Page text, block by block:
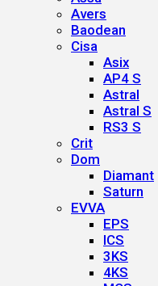
Avers
Baodean
Cisa
Asix
AP4 S
Astral
Astral S
RS3 S
Crit
Dom
Diamant
Saturn
EVVA
EPS
ICS
3KS
4KS